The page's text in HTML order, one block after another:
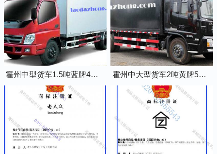
霍州中型货车1.5吨蓝牌4米2厢式货车 霍州中大型货车2吨黄牌5米2厢式货车